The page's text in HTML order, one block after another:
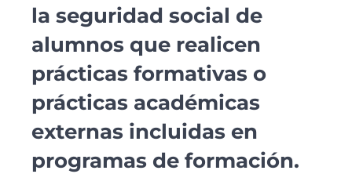
la seguridad social de
alumnos que realicen
prácticas formativas o
prácticas académicas
externas incluidas en
programas de formación.